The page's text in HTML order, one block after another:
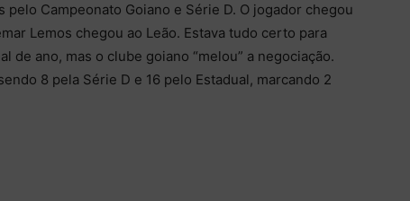
Campeonato Goiano e Série D. O jogador chegou
Lemos chegou ao Leão. Estava tudo certo para
de ano, mas o clube goiano “melou” a negociação.
8 pela Série D e 16 pelo Estadual, marcando 2